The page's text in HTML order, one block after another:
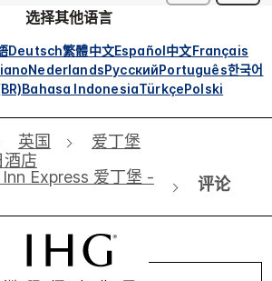
选择其他语言
Deutsch繁體中文Español中文Français
NederlandsРусскийPortuguês한국어
Bahasa IndonesiaTürkçePolski
英国
爱丁堡
酒店
Express 爱丁堡 -
评论